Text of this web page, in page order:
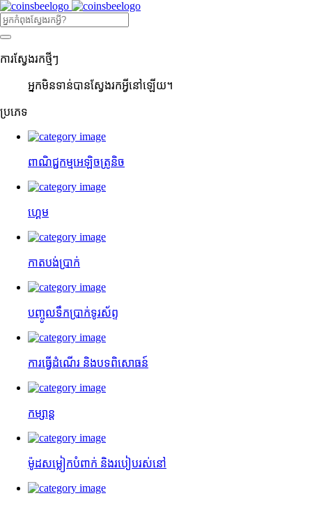
ការ​ស្វែងរក​ថ្មីៗ
អ្នក​មិន​ទាន់​បាន​ស្វែងរក​អ្វី​នៅ​ឡើយ។
ប្រភេទ
ពាណិជ្ជកម្មអេឡិចត្រូនិច
ហ្គេម
កាតបង់ប្រាក់
បញ្ចូលទឹកប្រាក់ទូរស័ព្ទ
ការធ្វើដំណើរ និងបទពិសោធន៍
កម្សាន្ត
ម៉ូដសម្លៀកបំពាក់ និងរបៀបរស់នៅ